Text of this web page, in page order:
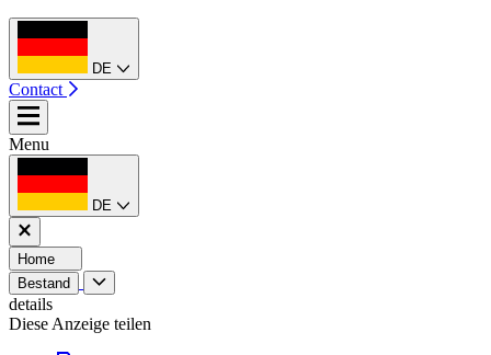
DE
Contact
Menu
DE
Home
Bestand
details
Diese Anzeige teilen